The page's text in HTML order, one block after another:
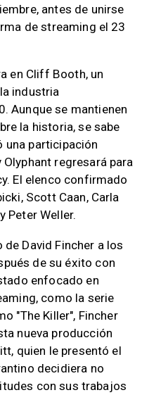
antes de unirse
de streaming el 23
en Cliff Booth, un
industria
Aunque se mantienen
la historia, se sabe
una participación
regresará para
El elenco confirmado
Scott Caan, Carla
Peter Weller.
David Fincher a los
de su éxito con
enfocado en
como la serie
"The Killer", Fincher
nueva producción
quien le presentó el
decidiera no
con sus trabajos